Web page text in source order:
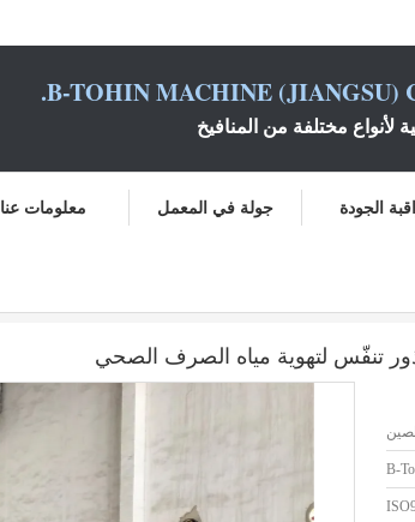
B-TOHIN MACHINE (JIANGSU)
لأنواع مختلفة من المنافيخ
معلومات عنا جولة في المعمل الجودة
B-